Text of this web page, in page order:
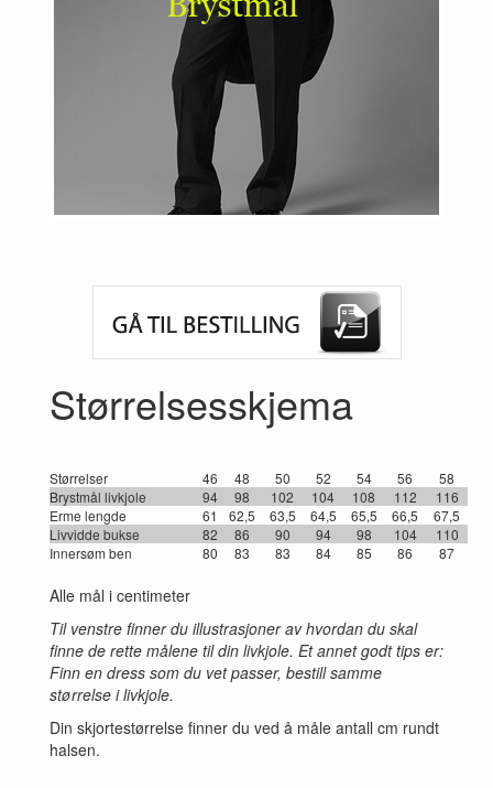
Størrelsesskjema
Størrelser 46 48 50 52 54 56
58
Brystmål livkjole
94 98 102 104 108 112
116
Erme lengde
61 62,5 63,5 64,5 65,5 66,5
67,5
Livvidde bukse
82 86 90 94 98 104
110
Innersøm ben
80 83 83 84 85 86 87
Alle mål i centimeter
Til venstre finner du illustrasjoner av hvordan du skal
finne de rette målene til din livkjole. Et annet godt tips er:
Finn en dress som du vet passer, bestill samme
størrelse i livkjole.
Din skjortestørrelse finner du ved å måle antall cm rundt
halsen.